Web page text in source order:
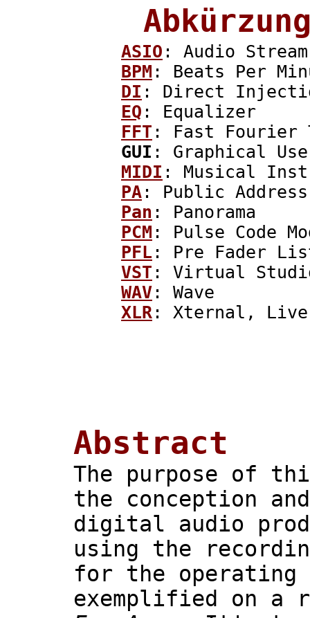
ASIO : Audio
BPM : Beats Per
DI : Direct
EQ : Equalizer
FFT : Fast Fourier
GUI : Graphical
MIDI : Musical
PA : Public Address
Pan : Panorama
PCM : Pulse Code
PFL : Pre Fader
VST : Virtual
WAV : Wave
XLR : Xternal,
Abstract
The purpose of
the conception
digital audio
using the
for the operating
exemplified on a